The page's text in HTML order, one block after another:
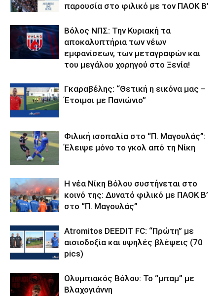
παρουσία στο φιλικό με τον ΠΑΟΚ Β’
Βόλος ΝΠΣ: Την Κυριακή τα
αποκαλυπτήρια των νέων
εμφανίσεων, των μεταγραφών και
του μεγάλου χορηγού στο Ξενία!
Γκαραβέλης: “Θετική η εικόνα μας –
Έτοιμοι με Πανιώνιο”
Φιλική ισοπαλία στο “Π. Μαγουλάς”:
Έλειψε μόνο το γκολ από τη Νίκη
Η νέα Νίκη Βόλου συστήνεται στο
κοινό της: Δυνατό φιλικό με ΠΑΟΚ Β’
στο “Π. Μαγουλάς”
Atromitos DEEDIT FC: “Πρώτη” με
αισιοδοξία και υψηλές βλέψεις (70
pics)
Ολυμπιακός Βόλου: Το “μπαμ” με
Βλαχογιάννη